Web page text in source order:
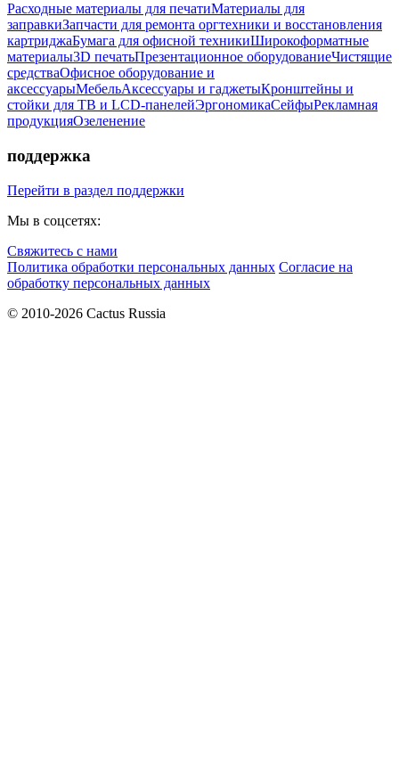
Расходные материалы для печатиМатериалы для
заправкиЗапчасти для ремонта оргтехники и восстановления
картриджаБумага для офисной техникиШирокоформатные
материалы3D печатьПрезентационное оборудованиеЧистящие
средстваОфисное оборудование и
аксессуарыМебельАксессуары и гаджетыКронштейны и
стойки для ТВ и LCD-панелейЭргономикаСейфыРекламная
продукцияОзеленение
поддержка
Перейти в раздел поддержки
Мы в соцсетях:
Свяжитесь с нами
Политика обработки персональных данных Согласие на
обработку персональных данных
© 2010-2026 Cactus Russia